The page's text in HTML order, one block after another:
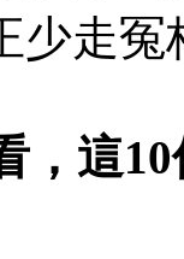
少走冤
，這